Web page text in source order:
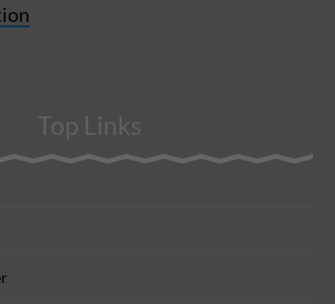
Top Links